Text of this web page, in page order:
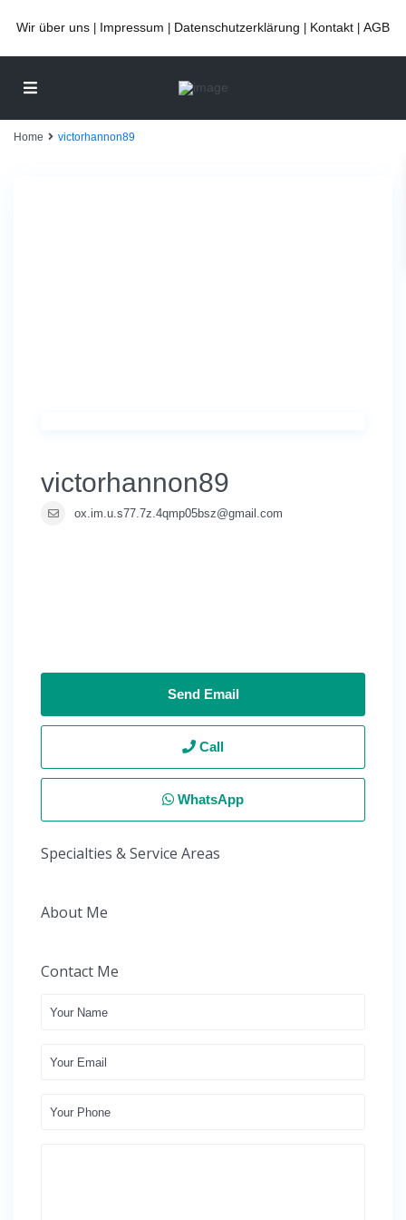
Wir über uns Impressum Datenschutzerklärung Kontakt AGB
Home victorhannon89
victorhannon89
ox.im.u.s77.7z.4qmp05bsz@gmail.com
Send Email
Call
WhatsApp
Specialties & Service Areas
About Me
Contact Me